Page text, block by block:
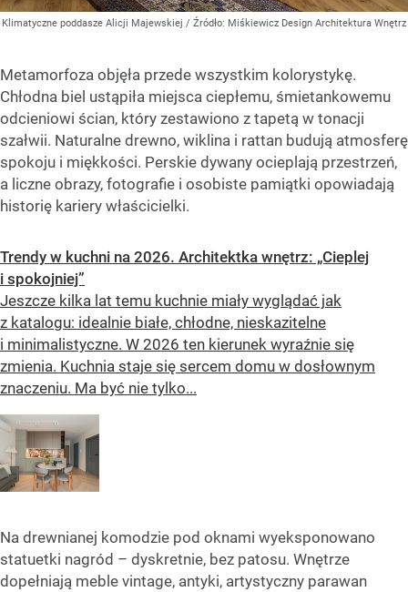
Klimatyczne poddasze Alicji Majewskiej / Źródło: Miśkiewicz Design Architektura Wnętrz
Metamorfoza objęła przede wszystkim kolorystykę.
Chłodna biel ustąpiła miejsca ciepłemu, śmietankowemu
odcieniowi ścian, który zestawiono z tapetą w tonacji
szałwii. Naturalne drewno, wiklina i rattan budują atmosferę
spokoju i miękkości. Perskie dywany ocieplają przestrzeń,
a liczne obrazy, fotografie i osobiste pamiątki opowiadają
historię kariery właścicielki.
Trendy w kuchni na 2026. Architektka wnętrz: „Cieplej
i spokojniej”
Jeszcze kilka lat temu kuchnie miały wyglądać jak
z katalogu: idealnie białe, chłodne, nieskazitelne
i minimalistyczne. W 2026 ten kierunek wyraźnie się
zmienia. Kuchnia staje się sercem domu w dosłownym
znaczeniu. Ma być nie tylko...
Na drewnianej komodzie pod oknami wyeksponowano
statuetki nagród – dyskretnie, bez patosu. Wnętrze
dopełniają meble vintage, antyki, artystyczny parawan